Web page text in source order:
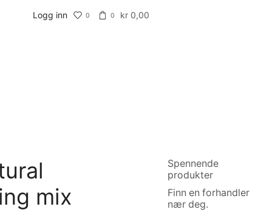
Logg inn 0 0 kr0,00
mix
Spennende
produkter
Finn en forhandler
nær deg.